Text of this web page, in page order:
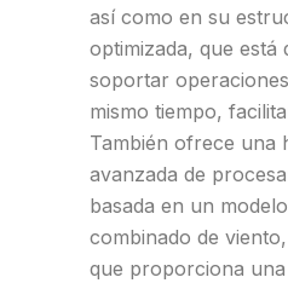
así como en su
optimizada, que está
soportar
mismo tiempo,
También ofrece una
avanzada de
basada en un
combinado de
que proporciona